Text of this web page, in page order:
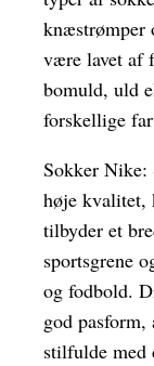
knæstrømper
være lavet af
bomuld, uld
forskellige
Sokker Nike:
høje kvalitet,
tilbyder et
sportsgrene
og fodbold.
god pasform,
stilfulde med